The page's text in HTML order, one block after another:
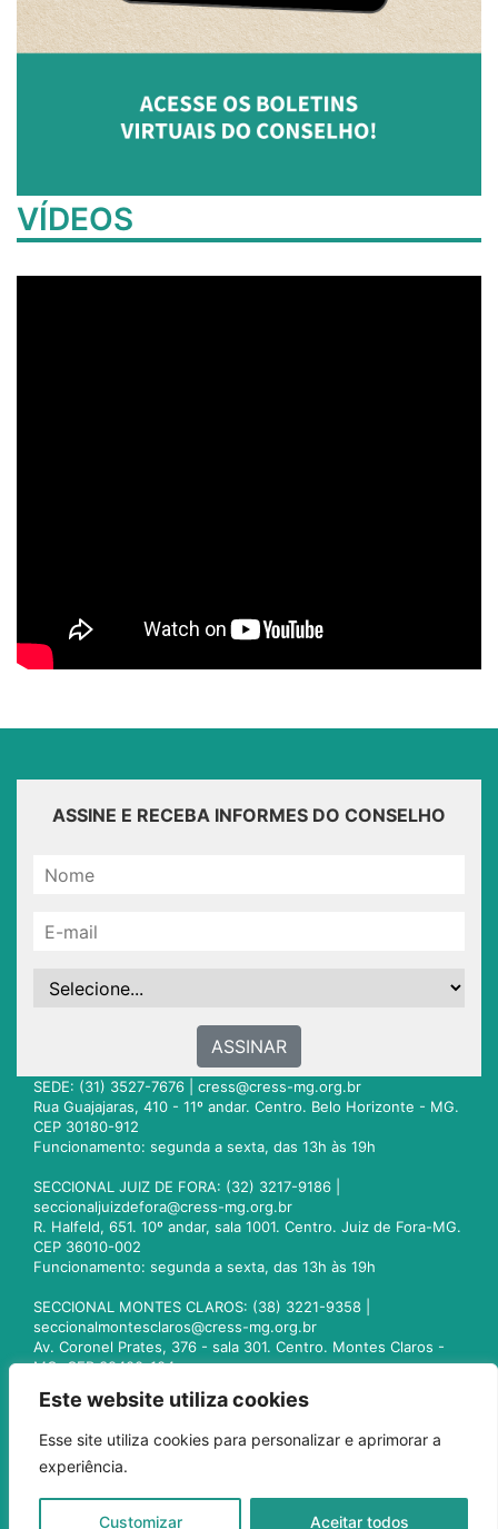
Este website utiliza cookies
Esse site utiliza cookies para personalizar e aprimorar a
experiência.
Customizar Aceitar todos
VÍDEOS
ASSINE E RECEBA INFORMES DO CONSELHO
ASSINAR
SEDE: (31) 3527-7676 | cress@cress-mg.org.br
Rua Guajajaras, 410 - 11º andar. Centro. Belo Horizonte - MG.
CEP 30180-912
Funcionamento: segunda a sexta, das 13h às 19h
SECCIONAL JUIZ DE FORA: (32) 3217-9186 |
seccionaljuizdefora@cress-mg.org.br
R. Halfeld, 651. 10º andar, sala 1001. Centro. Juiz de Fora-MG.
CEP 36010-002
Funcionamento: segunda a sexta, das 13h às 19h
SECCIONAL MONTES CLAROS: (38) 3221-9358 |
seccionalmontesclaros@cress-mg.org.br
Av. Coronel Prates, 376 - sala 301. Centro. Montes Claros -
MG. CEP 39400-104
seccionaluberlandia@cress-mg.org.br
Av. Afonso Pena, 547 - sala 101. Uberlândia - MG. CEP